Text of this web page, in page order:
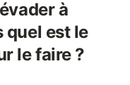
à
quel est le
le faire ?